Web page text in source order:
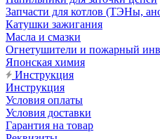
Запчасти для котлов (ТЭНы,
Катушки зажигания
Масла и смазки
Огнетушители и пожарный
Японская химия
Инструкция
Инструкция
Условия оплаты
Условия доставки
Гарантия на товар